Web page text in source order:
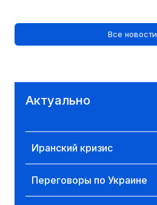
Все новости
Актуально
Иранский кризис
Переговоры по Украине